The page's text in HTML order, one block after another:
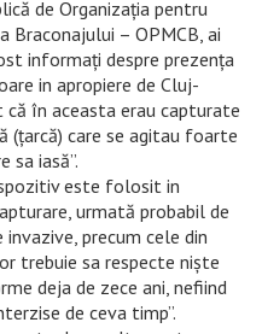
de Organizația pentru
Braconajului – OPMCB, ai
informați despre prezența
in apropiere de Cluj-
că în aceasta erau capturate
(țarcă) care se agitau foarte
sa iasă”.
este folosit in
urmată probabil de
precum cele din
trebuie sa respecte niște
deja de zece ani, nefiind
de ceva timp”.